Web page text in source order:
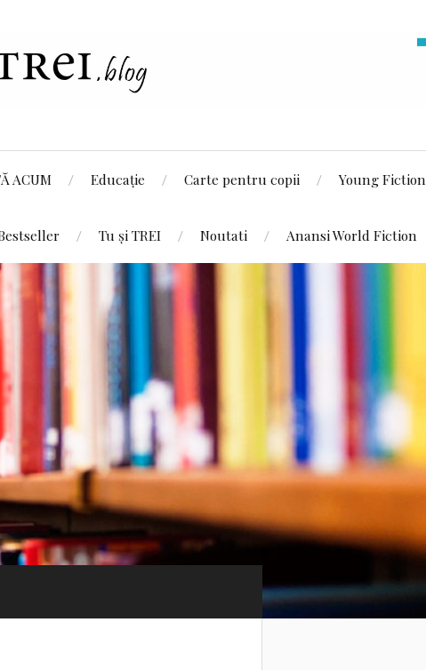
ACUM Educație Carte pentru copii Young Fiction
Tu și TREI Noutati Anansi World Fiction